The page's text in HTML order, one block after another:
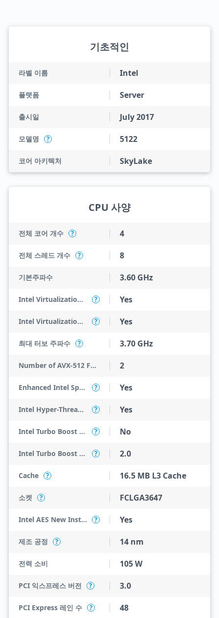
기초적인
라벨 이름 Intel
플랫폼 Server
출시일 July 2017
모델명 ? 5122
코어 아키텍처 SkyLake
CPU 사양
전체 코어 개수 ? 4
전체 스레드 개수 ? 8
기본주파수 3.60 GHz
Intel Virtualization Technology (VT-x) ? Yes
Intel Virtualization Technology for Directed I/O (VT-d) ? Yes
최대 터보 주파수 ? 3.70 GHz
Number of AVX-512 FMA Units 2
Enhanced Intel SpeedStep Technology ? Yes
Intel Hyper-Threading Technology ? Yes
Intel Turbo Boost Max Technology 3.0 ? No
Intel Turbo Boost Technology ? 2.0
Cache ? 16.5 MB L3 Cache
소켓 ? FCLGA3647
Intel AES New Instructions ? Yes
제조 공정 ? 14 nm
전력 소비 105 W
PCI 익스프레스 버전 ? 3.0
PCI Express 레인 수 ? 48